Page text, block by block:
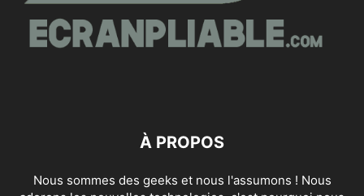
À PROPOS
Nous sommes des geeks et nous l'assumons ! Nous